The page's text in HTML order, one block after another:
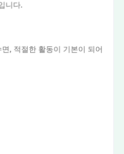
니다.
, 적절한 활동이 기본이 되어